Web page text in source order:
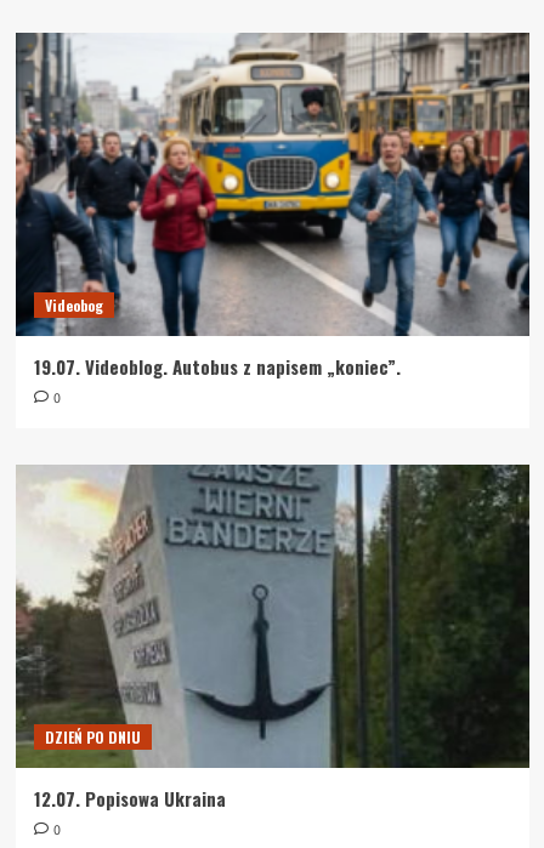
Videobog
19.07. Videoblog. Autobus z napisem „koniec”.
0
DZIEŃ PO DNIU
12.07. Popisowa Ukraina
0